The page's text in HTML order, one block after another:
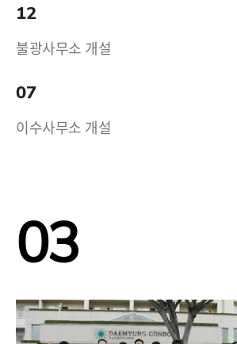
12
불광사무소 개설
07
이수사무소 개설
03